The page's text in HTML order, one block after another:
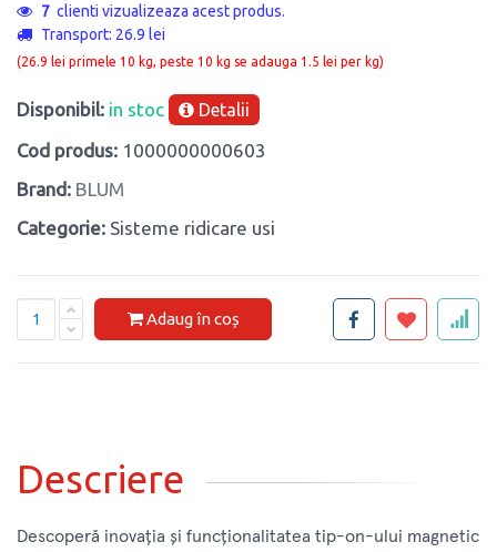
7 clienti vizualizeaza acest produs.
Transport: 26.9 lei
(26.9 lei primele 10 kg, peste 10 kg se adauga 1.5 lei per kg)
Disponibil: in stoc Detalii
Cod produs: 1000000000603
Brand: BLUM
Categorie: Sisteme ridicare usi
Adaug în coș
Descriere
Descoperă inovația și funcționalitatea tip-on-ului magnetic